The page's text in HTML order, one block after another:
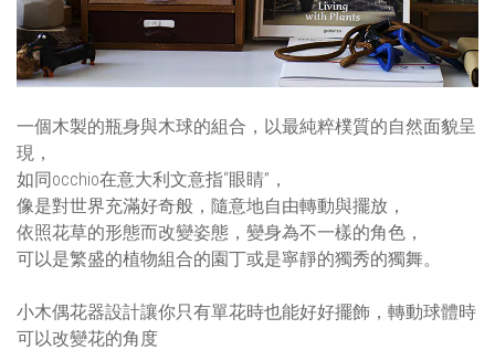
一個木製的瓶身與木球的組合，以最純粹樸質的自然面貌呈
現，
如同occhio在意大利文意指“眼睛”，
像是對世界充滿好奇般，隨意地自由轉動與擺放，
依照花草的形態而改變姿態，變身為不一樣的角色，
可以是繁盛的植物組合的園丁或是寧靜的獨秀的獨舞。
小木偶花器設計讓你只有單花時也能好好擺飾，轉動球體時
可以改變花的角度